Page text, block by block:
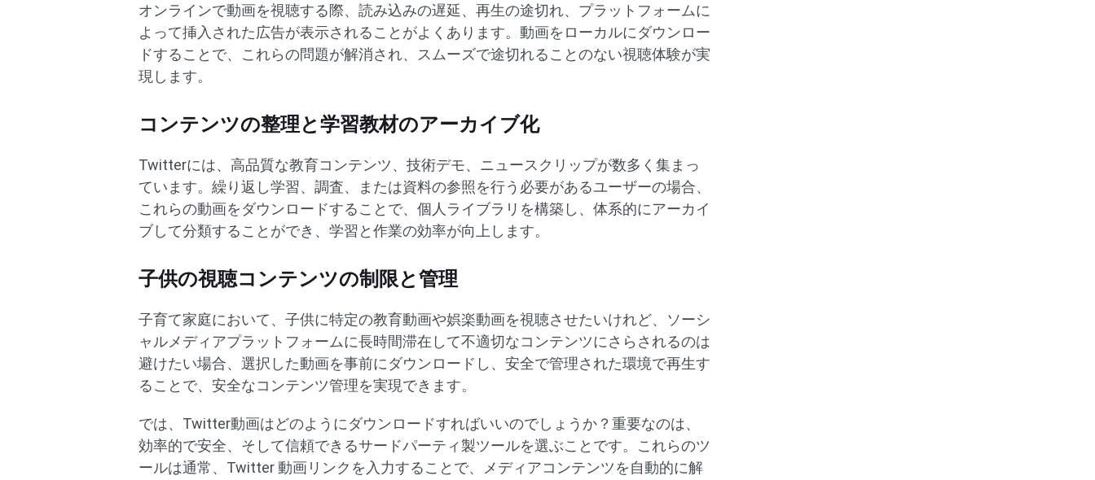
オンラインで動画を視聴する際、読み込みの遅延、再生の途切れ、プラットフォームに
よって挿入された広告が表示されることがよくあります。動画をローカルにダウンロー
ドすることで、これらの問題が解消され、スムーズで途切れることのない視聴体験が実
現します。
コンテンツの整理と学習教材のアーカイブ化
Twitterには、高品質な教育コンテンツ、技術デモ、ニュースクリップが数多く集まっ
ています。繰り返し学習、調査、または資料の参照を行う必要があるユーザーの場合、
これらの動画をダウンロードすることで、個人ライブラリを構築し、体系的にアーカイ
ブして分類することができ、学習と作業の効率が向上します。
子供の視聴コンテンツの制限と管理
子育て家庭において、子供に特定の教育動画や娯楽動画を視聴させたいけれど、ソーシ
ャルメディアプラットフォームに長時間滞在して不適切なコンテンツにさらされるのは
避けたい場合、選択した動画を事前にダウンロードし、安全で管理された環境で再生す
ることで、安全なコンテンツ管理を実現できます。
では、Twitter動画はどのようにダウンロードすればいいのでしょうか？重要なのは、
効率的で安全、そして信頼できるサードパーティ製ツールを選ぶことです。これらのツ
ールは通常、Twitter 動画リンクを入力することで、メディアコンテンツを自動的に解